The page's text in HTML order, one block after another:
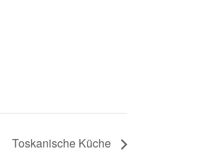
Toskanische Küche